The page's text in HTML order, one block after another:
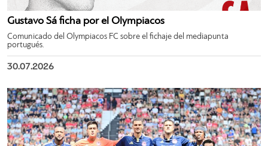
Gustavo Sá ficha por el Olympiacos
Comunicado del Olympiacos FC sobre el fichaje del mediapunta
portugués.
30.07.2026